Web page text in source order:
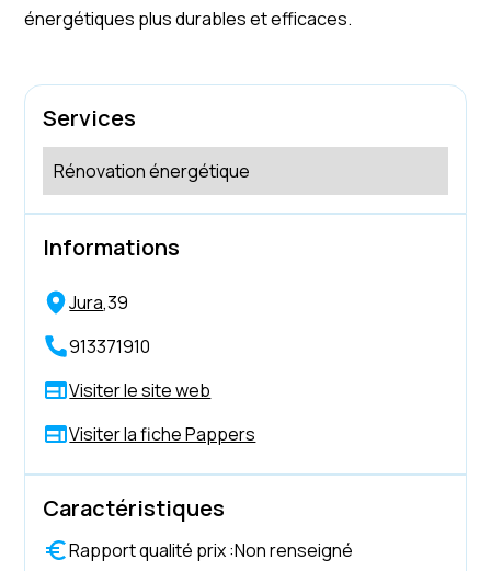
énergétiques plus durables et efficaces.
Services
Rénovation énergétique
Informations
Jura,39
913371910
Visiter le site web
Visiter la fiche Pappers
Caractéristiques
Rapport qualité prix :Non renseigné